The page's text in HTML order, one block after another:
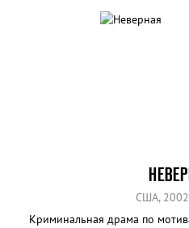
США,
Криминальная драма по